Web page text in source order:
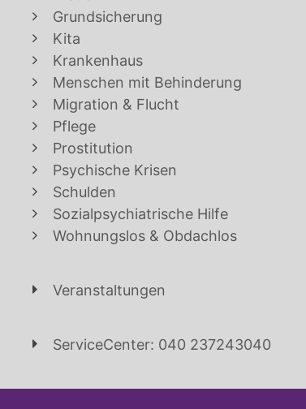
Grundsicherung
Kita
Krankenhaus
Menschen mit Behinderung
Migration & Flucht
Pflege
Prostitution
Psychische Krisen
Schulden
Sozialpsychiatrische Hilfe
Wohnungslos & Obdachlos
Veranstaltungen
ServiceCenter: 040 237243040